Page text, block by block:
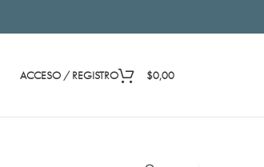
ACCESO / REGISTRO $0,00